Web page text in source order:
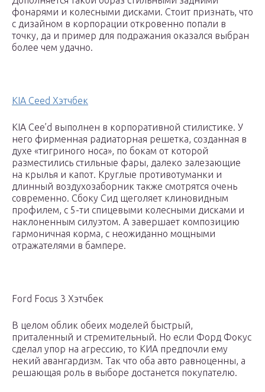
фонарями и колесными дисками. Стоит признать, что
с дизайном в корпорации откровенно попали в
точку, да и пример для подражания оказался выбран
более чем удачно.
KIA Ceed Хэтчбек
KIA Cee’d выполнен в корпоративной стилистике. У
него фирменная радиаторная решетка, созданная в
духе «тигриного носа», по бокам от которой
разместились стильные фары, далеко залезающие
на крылья и капот. Круглые противотуманки и
длинный воздухозаборник также смотрятся очень
современно. Сбоку Сид щеголяет клиновидным
профилем, с 5-ти спицевыми колесными дисками и
наклоненным силуэтом. А завершает композицию
гармоничная корма, с неожиданно мощными
отражателями в бампере.
Ford Focus 3 Хэтчбек
В целом облик обеих моделей быстрый,
приталенный и стремительный. Но если Форд Фокус
сделал упор на агрессию, то КИА предпочли ему
некий авангардизм. Так что оба авто равноценны, а
решающая роль в выборе достанется покупателю.